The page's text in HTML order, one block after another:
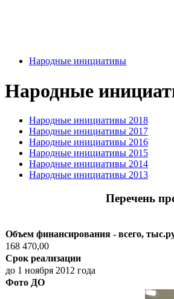
Народные инициативы
Народные
Народные инициативы 2018
Народные инициативы 2017
Народные инициативы 2016
Народные инициативы 2015
Народные инициативы 2014
Народные инициативы 2013
Перечень
Объем финансирования - всего,
168 470,00
Срок реализации
до 1 ноября 2012 года
Фото ДО